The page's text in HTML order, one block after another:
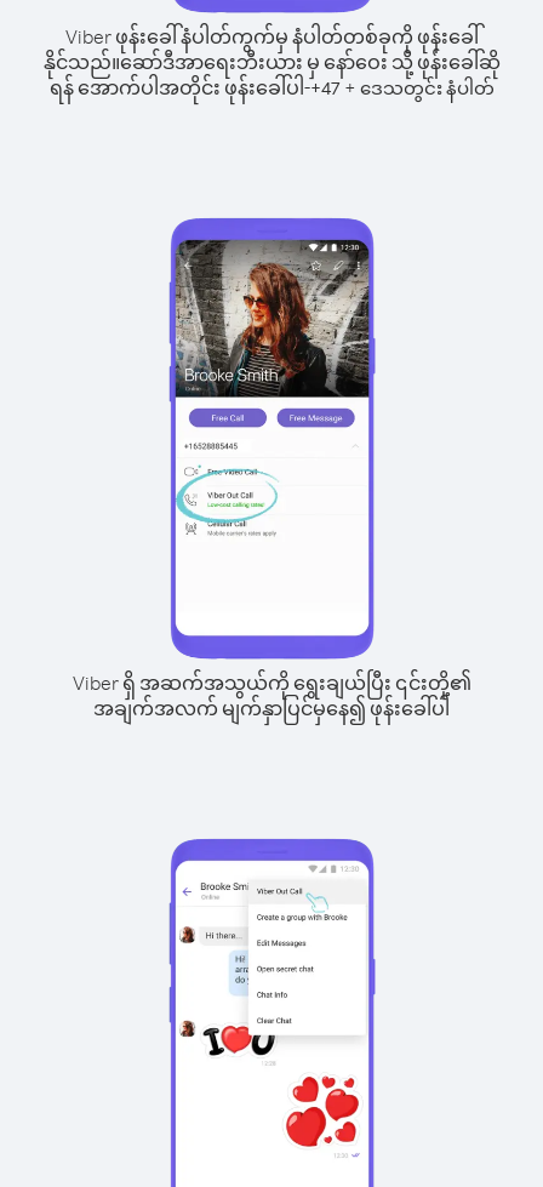
Viber ဖုန်းခေါ်နံပါတ်ကွက်မှ နံပါတ်တစ်ခုကို ဖုန်းခေါ်
နိုင်သည်။ဆော်ဒီအာရေးဘီးယား မှ နော်ဝေး သို့ ဖုန်းခေါ်ဆို
ရန် အောက်ပါအတိုင်း ဖုန်းခေါ်ပါ-+47+ ဒေသတွင်း နံပါတ်
Viber ရှိ အဆက်အသွယ်ကို ရွေးချယ်ပြီး ၎င်းတို့၏
အချက်အလက် မျက်နှာပြင်မှနေ၍ ဖုန်းခေါ်ပါ